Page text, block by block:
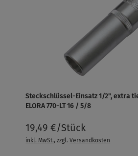
Steckschlüssel-Einsatz 1/2", extra
ELORA 770-LT 16 / 5/8
19,49 €/Stück
inkl. MwSt., zzgl.Versandkosten